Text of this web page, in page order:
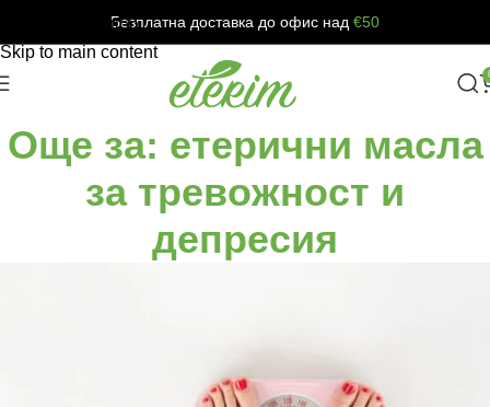
Skip to navigation
Skip to main content
Безплатна доставка до офис над €50
Още за: етерични масла
за тревожност и
депресия